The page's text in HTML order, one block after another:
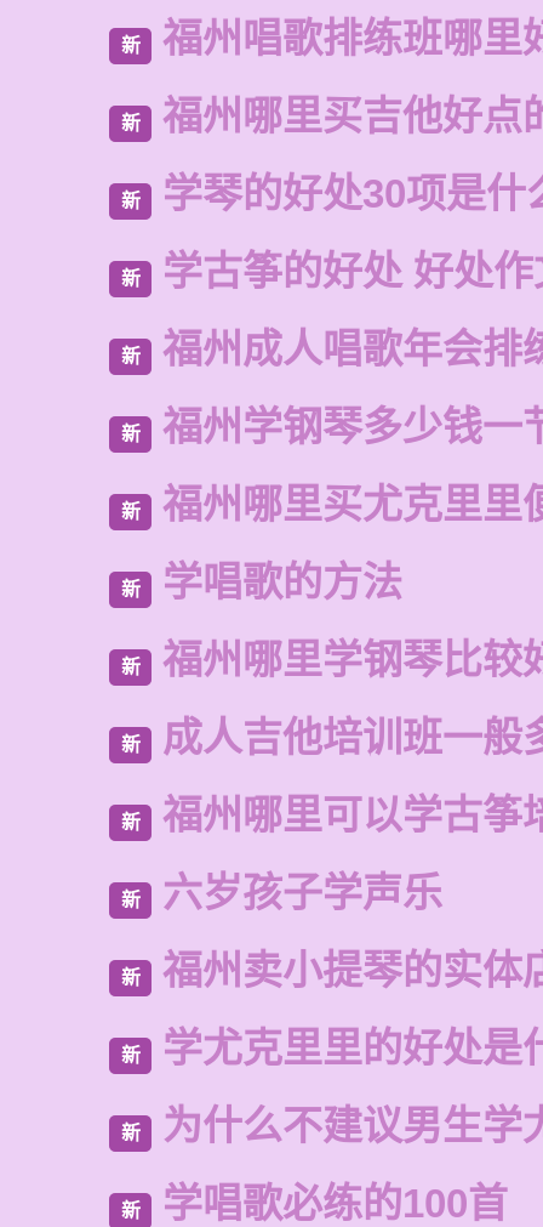
新 福州唱歌排练班哪里
新 福州哪里买吉他好点
新 学琴的好处30项是什
新 学古筝的好处 好处作
新 福州成人唱歌年会排
新 福州学钢琴多少钱一
新 福州哪里买尤克里里
新 学唱歌的方法
新 福州哪里学钢琴比较
新 成人吉他培训班一般
新 福州哪里可以学古筝
新 六岁孩子学声乐
新 福州卖小提琴的实体
新 学尤克里里的好处是
新 为什么不建议男生学
新 学唱歌必练的100首